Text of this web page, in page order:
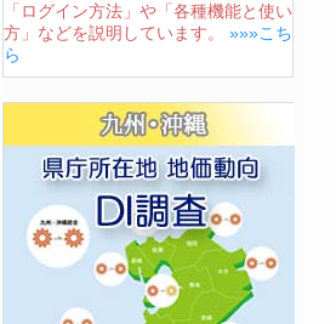
パスワード
「ログイン方法」や「各種機能と使い
方」などを説明しています。 »»»こち
ら